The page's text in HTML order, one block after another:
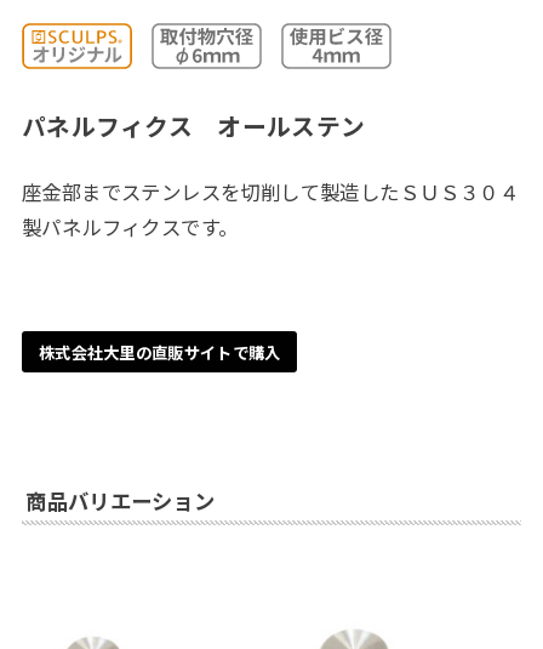
パネルフィクス オールステン
座金部までステンレスを切削して製造したＳＵＳ３０４
製パネルフィクスです。
株式会社大里の直販サイトで購入
商品バリエーション